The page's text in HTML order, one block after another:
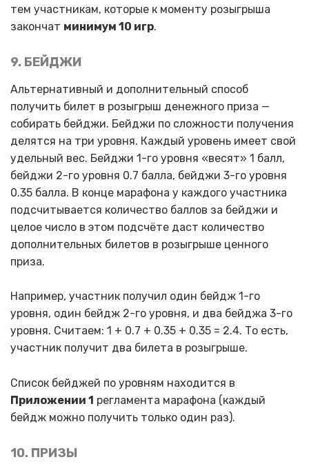
тем участникам, которые к моменту розыгрыша
закончат минимум 10 игр.
9. БЕЙДЖИ
Альтернативный и дополнительный способ
получить билет в розыгрыш денежного приза —
собирать бейджи. Бейджи по сложности получения
делятся на три уровня. Каждый уровень имеет свой
удельный вес. Бейджи 1-го уровня «весят» 1 балл,
бейджи 2-го уровня 0.7 балла, бейджи 3-го уровня
0.35 балла. В конце марафона у каждого участника
подсчитывается количество баллов за бейджи и
целое число в этом подсчёте даст количество
дополнительных билетов в розыгрыше ценного
приза.
Например, участник получил один бейдж 1-го
уровня, один бейдж 2-го уровня, и два бейджа 3-го
уровня. Считаем: 1 + 0.7 + 0.35 + 0.35 = 2.4. То есть,
участник получит два билета в розыгрыше.
Список бейджей по уровням находится в
Приложении 1 регламента марафона (каждый
бейдж можно получить только один раз).
10. ПРИЗЫ